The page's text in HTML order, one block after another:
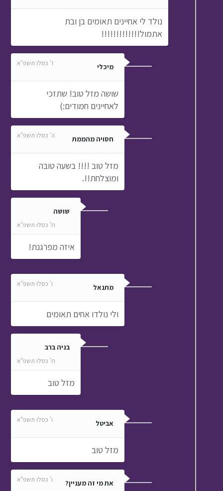
נולד לי אחיינים תאומים בן ובת
אתמול!!!!!!!!!!!!!
מיכלי ז' כסלו תשפ"א
שושה מזל טוב! שתזכי
לאחיינים חמודים:)
חסויה מהממת ה' כסלו תשפ"א
מזל טוב !!!! בשעה טובה
ומוצלחת!!.
שושה
ח' כסלו תשפ"א
איזה מפרגנת!
מתנאל ו' כסלו תשפ"א
ולי נולדו אחים תאומים
בניה ברב
ח' כסלו תשפ"א
מזל טוב
אביטל ו' כסלו תשפ"א
מזל טוב
את מי זה מעניין? ו' כסלו תשפ"א